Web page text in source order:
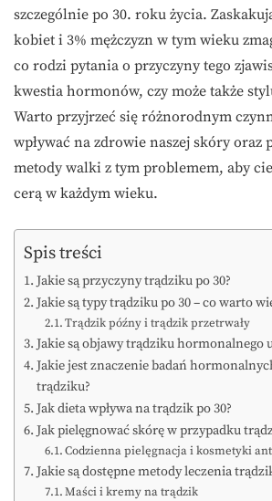
szczególnie po 30. roku życia.
kobiet i 3% mężczyzn w tym wieku
co rodzi pytania o przyczyny tego
kwestia hormonów, czy może także
Warto przyjrzeć się różnorodnym
wpływać na zdrowie naszej skóry oraz
metody walki z tym problemem, aby
cerą w każdym wieku.
Spis treści
Jakie są przyczyny trądziku po 30?
Jakie są typy trądziku po 30 – co warto
Trądzik późny i trądzik przetrwały
Jakie są objawy trądziku hormonalnego
Jakie jest znaczenie badań
trądziku?
Jak dieta wpływa na trądzik po 30?
Jak pielęgnować skórę w przypadku
Codzienna pielęgnacja i kosmetyki
Jakie są dostępne metody leczenia
Maści i kremy na trądzik